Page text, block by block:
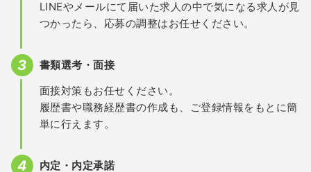
LINEやメールにて届いた求人の中で気になる求人が見
つかったら、応募の調整はお任せください。
書類選考・面接
面接対策もお任せください。
履歴書や職務経歴書の作成も、ご登録情報をもとに簡
単に行えます。
内定・内定承諾